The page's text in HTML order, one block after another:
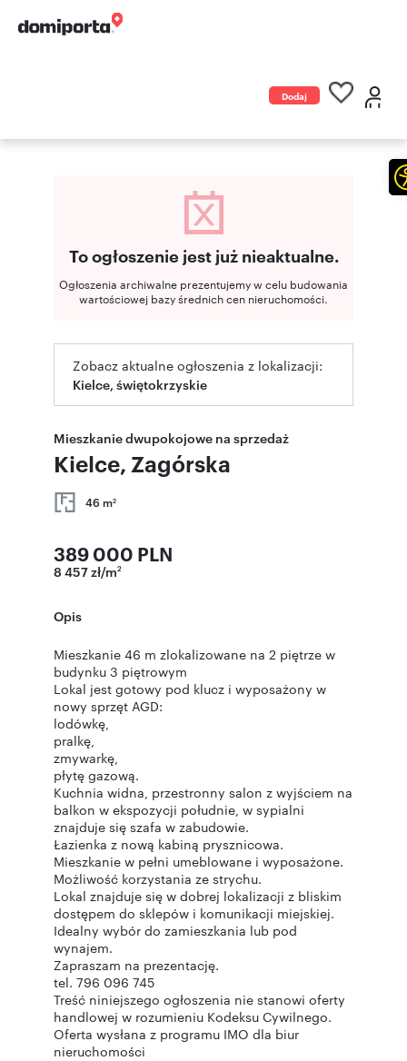
Dodaj
To ogłoszenie jest już nieaktualne.
Ogłoszenia archiwalne prezentujemy w celu budowania
wartościowej bazy średnich cen nieruchomości.
Zobacz aktualne ogłoszenia z lokalizacji:
Kielce, świętokrzyskie
Mieszkanie dwupokojowe na sprzedaż
Kielce, Zagórska
46 m2
389 000 PLN
8 457 zł/m2
Opis
Mieszkanie 46 m zlokalizowane na 2 piętrze w
budynku 3 piętrowym
Lokal jest gotowy pod klucz i wyposażony w
nowy sprzęt AGD:
lodówkę,
pralkę,
zmywarkę,
płytę gazową.
Kuchnia widna, przestronny salon z wyjściem na
balkon w ekspozycji południe, w sypialni
znajduje się szafa w zabudowie.
Łazienka z nową kabiną prysznicowa.
Mieszkanie w pełni umeblowane i wyposażone.
Możliwość korzystania ze strychu.
Lokal znajduje się w dobrej lokalizacji z bliskim
dostępem do sklepów i komunikacji miejskiej.
Idealny wybór do zamieszkania lub pod
wynajem.
Zapraszam na prezentację.
tel. 796 096 745
Treść niniejszego ogłoszenia nie stanowi oferty
handlowej w rozumieniu Kodeksu Cywilnego.
Oferta wysłana z programu IMO dla biur
nieruchomości